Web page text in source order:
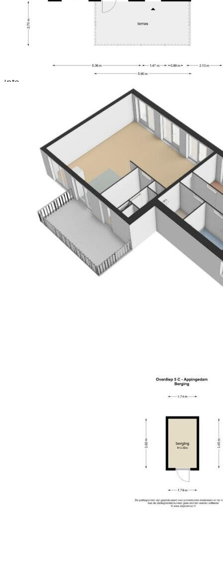
wasmachine-ruimte, nette badkamer met
inloopdouche, toilet (sanibroyeur) en wastafelmeubel
met bijhorende kast en spiegel.
Vanuit de woonkamer is er een openslaande deur
naar het eigen terras (ca. 16 m²) op het zuiden waar u
vergezicht en met uitzicht op de daktuin.
Info
*Woonkamer met aan de zuidzijde elektrisch
bedienbare screens en een zonneluifel
*Bijdrage VvE € 224,80 per maand
*8 zonnepanelen 2023
*Cv-ketel 2023
*Grotendeels vloerverwarming
*Waterontharder
*Aanvaarding in overleg, kan snel Lees de volledige
Inpandig en parkeerplaats
Capaciteit (garage)
1 auto
Isolatie (garage)
Geen isolatie